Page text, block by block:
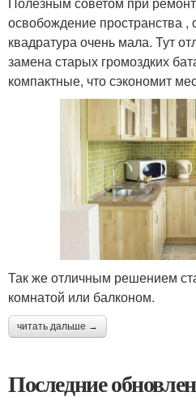
освобождение пространства ,
квадратура очень мала. Тут
замена старых громоздких
компактные, что сэкономит
Так же отличным решением
комнатой или балконом.
читать дальше →
Последние